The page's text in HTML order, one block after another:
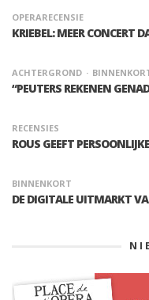
OPERARECENSIE
KRIEBEL: MEER CONCERT
ACHTERGROND
“PEUTERS REKENEN
RECENSIES
ROUS GEEFT
BINNENKORT
DE DIGITALE UITMARKT